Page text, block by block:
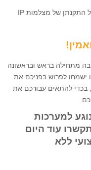
בזכות יתרונות אלה ועוד, מומלץ מאד לשקול התקנתן של מצלמות IP
מתחילה בראש ובראשונה
ישמחו לפרוש בפניכם את
בכדי להתאים עבורכם את
למערכות
עוד היום
ללא